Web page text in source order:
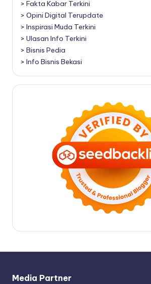
> Fakta Kabar Terkini
> Opini Digital Terupdate
> Inspirasi Muda Terkini
> Ulasan Info Terkini
> Bisnis Pedia
> Info Bisnis Bekasi
Media Partner